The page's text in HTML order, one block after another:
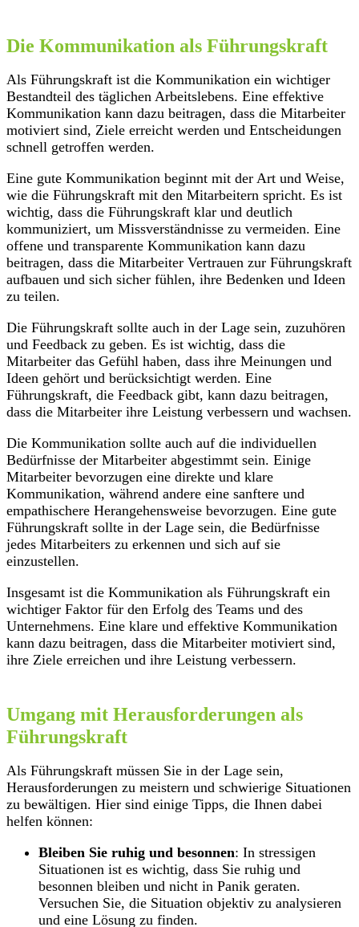
Die Kommunikation als Führungskraft
Als Führungskraft ist die Kommunikation ein wichtiger
Bestandteil des täglichen Arbeitslebens. Eine effektive
Kommunikation kann dazu beitragen, dass die Mitarbeiter
motiviert sind, Ziele erreicht werden und Entscheidungen
schnell getroffen werden.
Eine gute Kommunikation beginnt mit der Art und Weise,
wie die Führungskraft mit den Mitarbeitern spricht. Es ist
wichtig, dass die Führungskraft klar und deutlich
kommuniziert, um Missverständnisse zu vermeiden. Eine
offene und transparente Kommunikation kann dazu
beitragen, dass die Mitarbeiter Vertrauen zur Führungskraft
aufbauen und sich sicher fühlen, ihre Bedenken und Ideen
zu teilen.
Die Führungskraft sollte auch in der Lage sein, zuzuhören
und Feedback zu geben. Es ist wichtig, dass die
Mitarbeiter das Gefühl haben, dass ihre Meinungen und
Ideen gehört und berücksichtigt werden. Eine
Führungskraft, die Feedback gibt, kann dazu beitragen,
dass die Mitarbeiter ihre Leistung verbessern und wachsen.
Die Kommunikation sollte auch auf die individuellen
Bedürfnisse der Mitarbeiter abgestimmt sein. Einige
Mitarbeiter bevorzugen eine direkte und klare
Kommunikation, während andere eine sanftere und
empathischere Herangehensweise bevorzugen. Eine gute
Führungskraft sollte in der Lage sein, die Bedürfnisse
jedes Mitarbeiters zu erkennen und sich auf sie
einzustellen.
Insgesamt ist die Kommunikation als Führungskraft ein
wichtiger Faktor für den Erfolg des Teams und des
Unternehmens. Eine klare und effektive Kommunikation
kann dazu beitragen, dass die Mitarbeiter motiviert sind,
ihre Ziele erreichen und ihre Leistung verbessern.
Umgang mit Herausforderungen als
Führungskraft
Als Führungskraft müssen Sie in der Lage sein,
Herausforderungen zu meistern und schwierige Situationen
zu bewältigen. Hier sind einige Tipps, die Ihnen dabei
helfen können:
Bleiben Sie ruhig und besonnen: In stressigen
Situationen ist es wichtig, dass Sie ruhig und
besonnen bleiben und nicht in Panik geraten.
Versuchen Sie, die Situation objektiv zu analysieren
und eine Lösung zu finden.